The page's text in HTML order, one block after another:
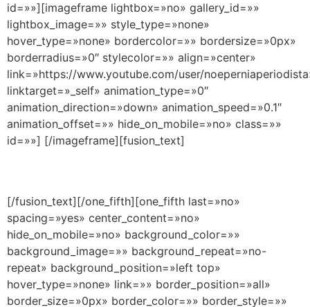
id=»»][imageframe lightbox=»no» gallery_id=»»
lightbox_image=»» style_type=»none»
hover_type=»none» bordercolor=»» bordersize=»0px»
borderradius=»0″ stylecolor=»» align=»center»
link=»https://www.youtube.com/user/
linktarget=»_self» animation_type=»0″
animation_direction=»down» animation_speed=»0.1″
animation_offset=»» hide_on_mobile=»no» class=»»
id=»»] [/imageframe][fusion_text]
[/fusion_text][/one_fifth][one_fifth last=»no»
spacing=»yes» center_content=»no»
hide_on_mobile=»no» background_color=»»
background_image=»» background_repeat=»no-
repeat» background_position=»left top»
hover_type=»none» link=»» border_position=»all»
border_size=»0px» border_color=»» border_style=»»